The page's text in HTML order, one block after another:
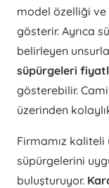
model özelliği ve
gösterir. Ayrıca
belirleyen
süpürgeleri
gösterebilir.
üzerinden
Firmamız kaliteli
süpürgelerini
buluşturuyor.